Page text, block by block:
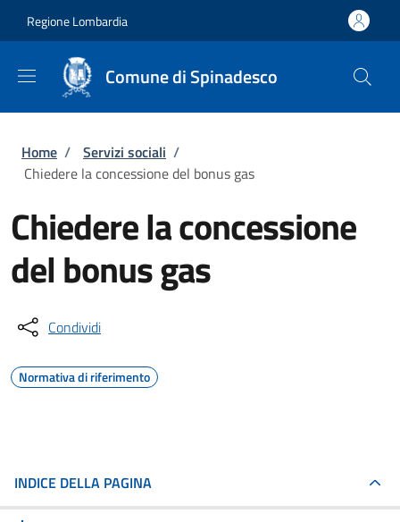
Regione Lombardia
Comune di Spinadesco
Briciole di pane
Home / Servizi sociali /
Chiedere la concessione del bonus gas
Chiedere la concessione
del bonus gas
Condividi
Normativa di riferimento
INDICE DELLA PAGINA